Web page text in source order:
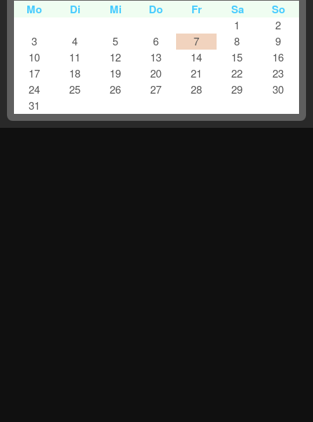
Mo Di Mi Do Fr Sa So
1
2
3
4 5 6 7 8
9
10
11 12 13 14 15
16
17
18 19 20 21 22
23
24
25 26 27 28 29
30
31